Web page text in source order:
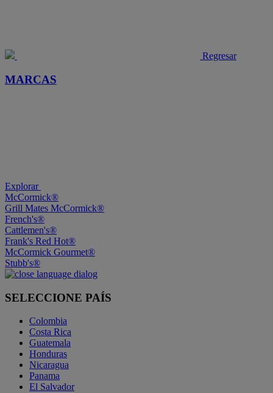
Regresar
MARCAS
Explorar
McCormick®
Grill Mates McCormick®
French's®
Cattlemen's®
Frank's Red Hot®
McCormick Gourmet®
Stubb's®
SELECCIONE PAÍS
Colombia
Costa Rica
Guatemala
Honduras
Nicaragua
Panama
El Salvador